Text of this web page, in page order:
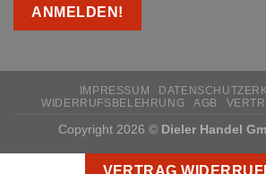
IMPRESSUM
WIDERRUFSBELEHRUNG
AGB
Copyright 2026 © Dieler Handel
VERTRAG